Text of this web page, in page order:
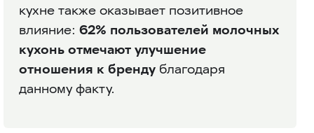
кухне также оказывает позитивное
влияние: 62% пользователей молочных
кухонь отмечают улучшение
отношения к бренду благодаря
данному факту.